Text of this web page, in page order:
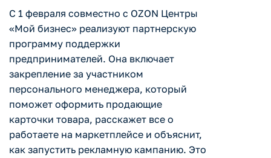
С 1 февраля совместно с OZON Центры
«Мой бизнес» реализуют партнерскую
программу поддержки
предпринимателей. Она включает
закрепление за участником
персонального менеджера, который
поможет оформить продающие
карточки товара, расскажет все о
работаете на маркетплейсе и объяснит,
как запустить рекламную кампанию. Это